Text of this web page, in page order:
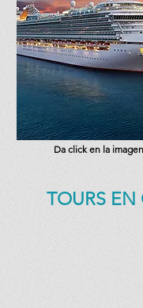
Da click en la
TOURS EN